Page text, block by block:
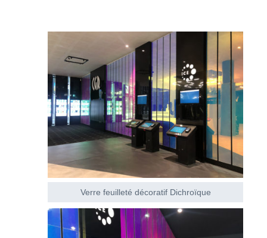
Verre feuilleté décoratif Dichroïque